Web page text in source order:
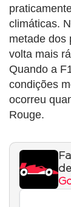
climáticas.
metade dos
volta mais
Quando a
condições
ocorreu
Rouge.